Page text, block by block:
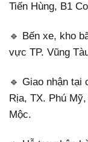
Tiến Hùng, B1
🔹 Bến xe, kho
vực TP. Vũng
🔹 Giao nhận tại
Rịa, TX. Phú
Mộc.